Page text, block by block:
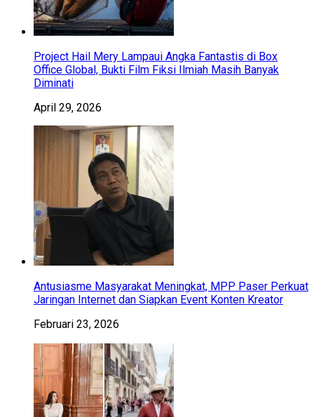
Project Hail Mery Lampaui Angka Fantastis di Box
Office Global, Bukti Film Fiksi Ilmiah Masih Banyak
Diminati
April 29, 2026
Antusiasme Masyarakat Meningkat, MPP Paser Perkuat
Jaringan Internet dan Siapkan Event Konten Kreator
Februari 23, 2026